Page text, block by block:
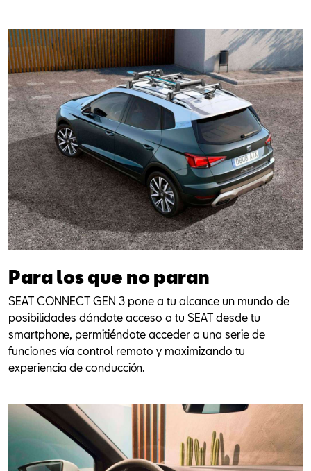
Para los que no paran
SEAT CONNECT GEN 3 pone a tu alcance un mundo de
posibilidades dándote acceso a tu SEAT desde tu
smartphone, permitiéndote acceder a una serie de
funciones vía control remoto y maximizando tu
experiencia de conducción.